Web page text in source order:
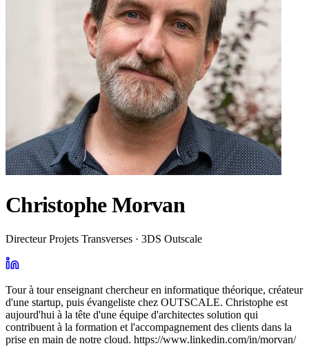
Christophe Morvan
Directeur Projets Transverses · 3DS Outscale
Tour à tour enseignant chercheur en informatique théorique, créateur
d'une startup, puis évangeliste chez OUTSCALE. Christophe est
aujourd'hui à la tête d'une équipe d'architectes solution qui
contribuent à la formation et l'accompagnement des clients dans la
prise en main de notre cloud. https://www.linkedin.com/in/morvan/